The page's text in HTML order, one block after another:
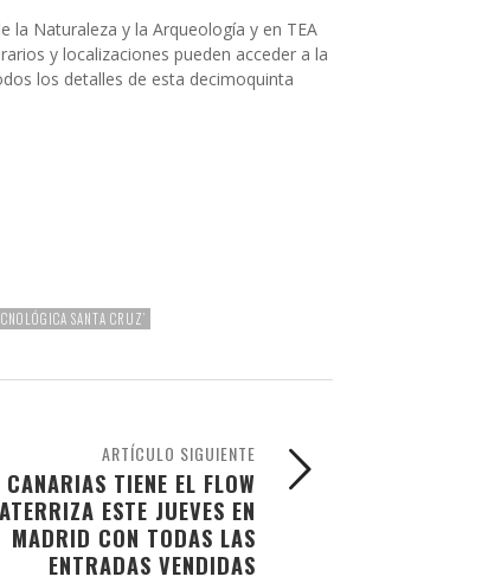
la Naturaleza y la Arqueología y en TEA
y localizaciones pueden acceder a la
los detalles de esta decimoquinta
SANTA CRUZ’
ARTÍCULO SIGUIENTE
CANARIAS TIENE EL FLOW
ATERRIZA ESTE JUEVES EN
MADRID CON TODAS LAS
ENTRADAS VENDIDAS